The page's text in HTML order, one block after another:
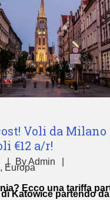
Voli da Milano
€12 a/r!
ByAdmin
, Europa
Ecco una tariffa
Katowice partendo